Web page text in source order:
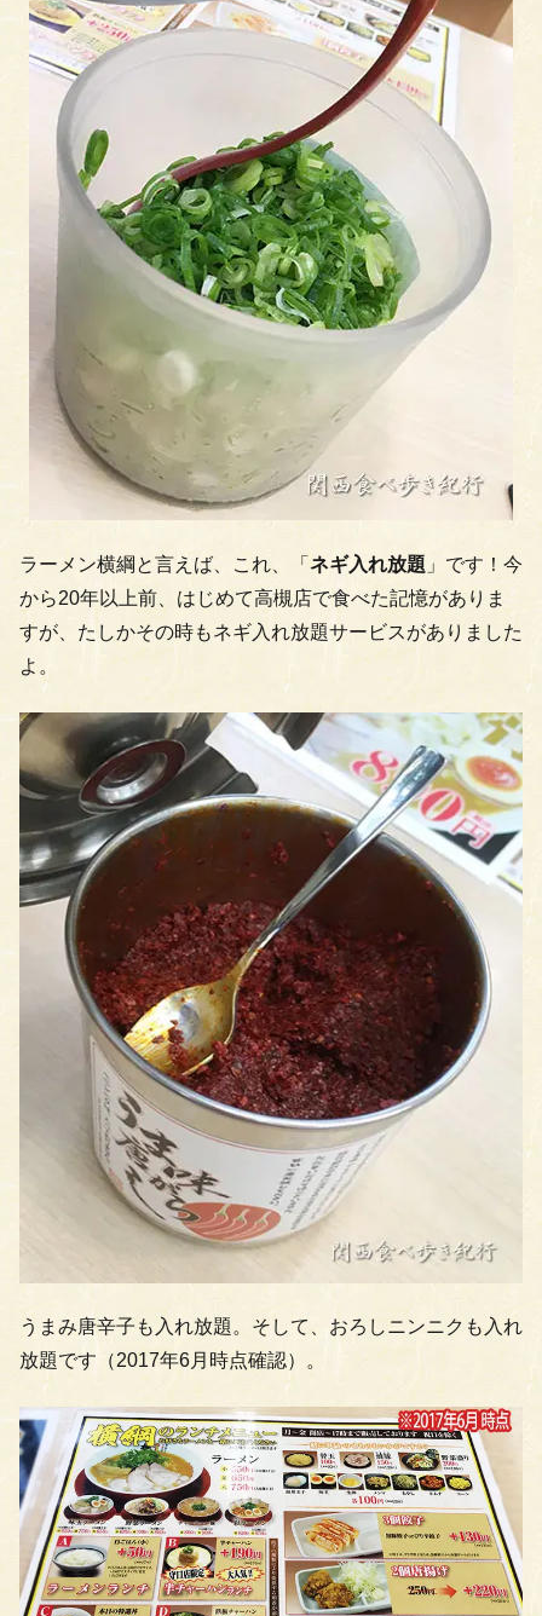
ラーメン横綱と言えば、これ、「 ネギ入れ放題 」です！今
から20年以上前、はじめて高槻店で食べた記憶がありま
すが、たしかその時もネギ入れ放題サービスがありました
よ。
うまみ唐辛子も入れ放題。そして、おろしニンニクも入れ
放題です（2017年6月時点確認）。